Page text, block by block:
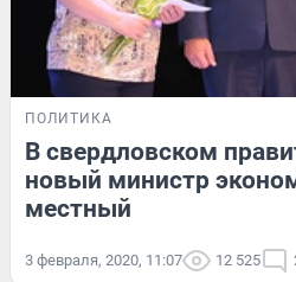
ПОЛИТИКА
В свердловском
новый министр
местный
3 февраля, 2020, 11:07 12 525